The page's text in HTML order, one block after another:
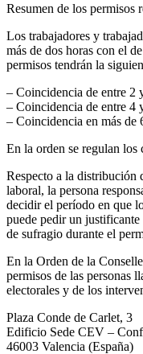
Resumen de los permisos
Los trabajadores y
más de dos horas con el
permisos tendrán la
– Coincidencia de entre 2
– Coincidencia de entre 4
– Coincidencia en más de
En la orden se regulan los
Respecto a la distribución
laboral, la persona
decidir el período en que
puede pedir un justificante
de sufragio durante el
En la Orden de la
permisos de las personas
electorales y de los
Plaza Conde de Carlet, 3
Edificio Sede CEV –
46003 Valencia (España)